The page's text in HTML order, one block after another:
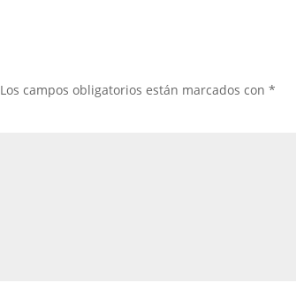
Los campos obligatorios están marcados con*